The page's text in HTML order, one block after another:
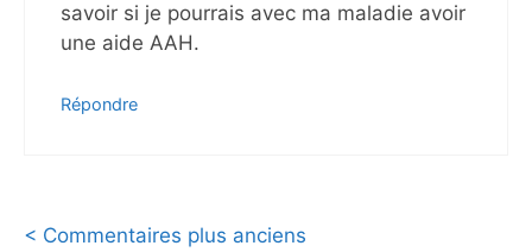
savoir si je pourrais avec ma maladie avoir
une aide AAH.
Répondre
< Commentaires plus anciens